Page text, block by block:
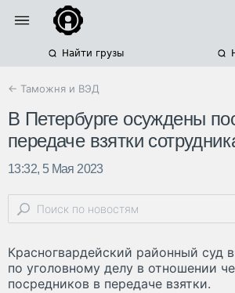
Найти грузы
← Таможня и ВЭД
В Петербурге осуждены
передаче взятки
13:32, 5 Мая 2023
Красногвардейский районный суд
по уголовному делу в отношении
посредников в передаче взятки.